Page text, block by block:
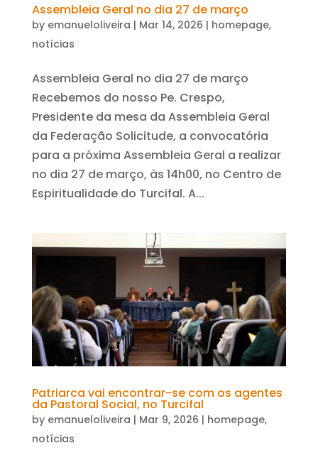
Assembleia Geral no dia 27 de março
by emanueloliveira | Mar 14, 2026 | homepage,
notícias
Assembleia Geral no dia 27 de março
Recebemos do nosso Pe. Crespo,
Presidente da mesa da Assembleia Geral
da Federação Solicitude, a convocatória
para a próxima Assembleia Geral a realizar
no dia 27 de março, às 14h00, no Centro de
Espiritualidade do Turcifal. A...
Patriarca vai encontrar-se com os agentes
da Pastoral Social, no Turcifal
by emanueloliveira | Mar 9, 2026 | homepage,
notícias